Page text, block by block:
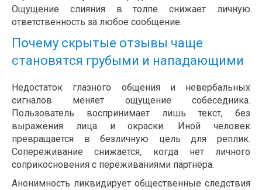
Ощущение слияния в толпе снижает личную
ответственность за любое сообщение.
Почему скрытые отзывы чаще
становятся грубыми и нападающими
Недостаток глазного общения и невербальных
сигналов меняет ощущение собеседника.
Пользователь воспринимает лишь текст, без
выражения лица и окраски. Иной человек
превращается в безличную цель для реплик.
Сопереживание снижается, когда нет личного
соприкосновения с переживаниями партнёра.
Анонимность ликвидирует общественные следствия